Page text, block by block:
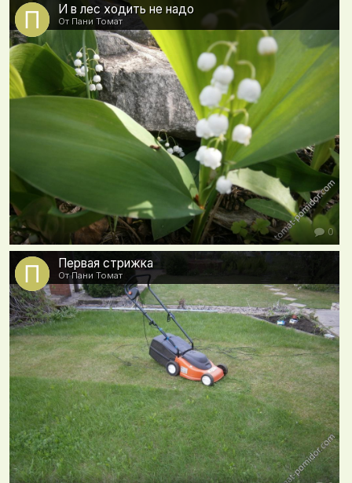
И в лес ходить не надо
От Пани Томат
0
Первая стрижка
От Пани Томат